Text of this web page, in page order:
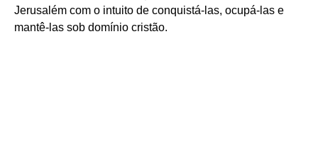
Jerusalém com o intuito de conquistá-las, ocupá-las e
mantê-las sob domínio cristão.